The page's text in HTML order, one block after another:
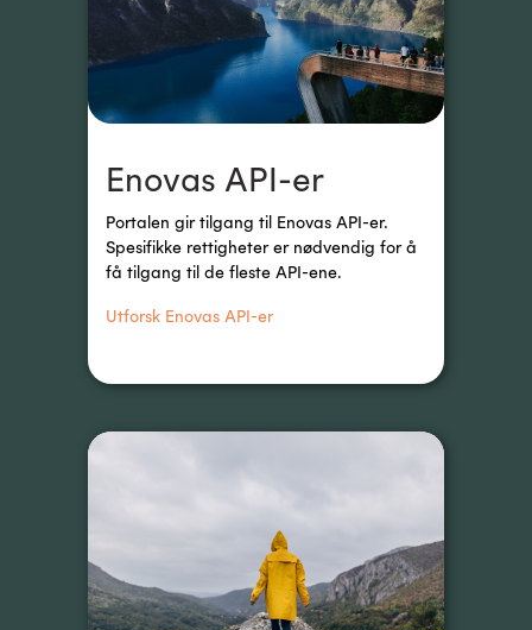
Enovas API-er
Portalen gir tilgang til Enovas API-er.
Spesifikke rettigheter er nødvendig for å
få tilgang til de fleste API-ene.
Utforsk Enovas API-er